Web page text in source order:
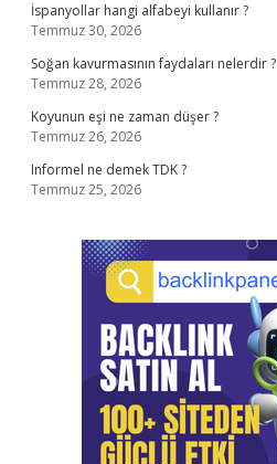
İspanyollar hangi alfabeyi kullanır ?
Temmuz 30, 2026
Soğan kavurmasının faydaları nelerdir ?
Temmuz 28, 2026
Koyunun eşi ne zaman düşer ?
Temmuz 26, 2026
Informel ne demek TDK ?
Temmuz 25, 2026